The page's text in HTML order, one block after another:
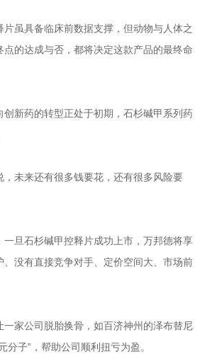
虽具备临床前数据支撑，但动物与人体之
点的达成与否，都将决定这款产品的最终命
创新药的转型正处于初期，‌石杉碱甲系列药
，未来还有很多钱要花，还有很多风险要
一旦石杉碱甲控释片成功上市，万邦德将享
、没有直接竞争对手、定价空间大、市场前
一家公司脱胎换骨，如百济神州的泽布替尼
分子”，帮助公司顺利扭亏为盈。